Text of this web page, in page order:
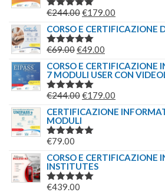
ERA:
VALUTATO
€244.00IL
PREZZO
ORIGINALE
ERA:
€244.00.
€179.00
PREZZO
€179.00.
CORSO E CERTIFICAZIONE
VALUTATO
€69.00IL
PREZZO
ORIGINALE
ERA:
€49.00
PREZZO
ATTUALE
È:
CORSO E CERTIFICAZIONE
7 MODULI USER CON
VALUTATO
€244.00IL
PREZZO
ERA:
€179.00
PREZZO
CERTIFICAZIONE
MODULI
VALUTATO
€79.00
CORSO E CERTIFICAZIONE
INSTITUTES
VALUTATO
€439.00